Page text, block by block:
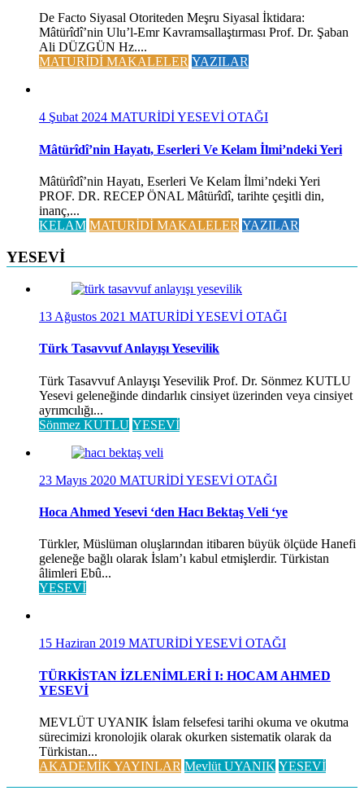
De Facto Siyasal Otoriteden Meşru Siyasal İktidara:
Mâtürîdî’nin Ulu’l-Emr Kavramsallaştırması Prof. Dr. Şaban
Ali DÜZGÜN Hz....
MATURİDİ MAKALELER YAZILAR
4 Şubat 2024 MATURİDİ YESEVİ OTAĞI
Mâtürîdî’nin Hayatı, Eserleri Ve Kelam İlmi’ndeki Yeri
Mâtürîdî’nin Hayatı, Eserleri Ve Kelam İlmi’ndeki Yeri
PROF. DR. RECEP ÖNAL Mâtürîdî, tarihte çeşitli din,
inanç,...
KELAM MATURİDİ MAKALELER YAZILAR
YESEVİ
13 Ağustos 2021 MATURİDİ YESEVİ OTAĞI
Türk Tasavvuf Anlayışı Yesevilik
Türk Tasavvuf Anlayışı Yesevilik Prof. Dr. Sönmez KUTLU
Yesevi geleneğinde dindarlık cinsiyet üzerinden veya cinsiyet
ayrımcılığı...
Sönmez KUTLU YESEVİ
23 Mayıs 2020 MATURİDİ YESEVİ OTAĞI
Hoca Ahmed Yesevi ‘den Hacı Bektaş Veli ‘ye
Türkler, Müslüman oluşlarından itibaren büyük ölçüde Hanefi
geleneğe bağlı olarak İslam’ı kabul etmişlerdir. Türkistan
âlimleri Ebû...
YESEVİ
15 Haziran 2019 MATURİDİ YESEVİ OTAĞI
TÜRKİSTAN İZLENİMLERİ I: HOCAM AHMED
YESEVİ
MEVLÜT UYANIK İslam felsefesi tarihi okuma ve okutma
sürecimizi kronolojik olarak okurken sistematik olarak da
Türkistan...
AKADEMİK YAYINLAR Mevlüt UYANIK YESEVİ